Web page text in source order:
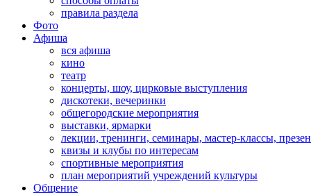
правила раздела
Фото
Афиша
вся афиша
кино
театр
концерты, шоу, цирковые выступления
дискотеки, вечеринки
общегородские мероприятия
выставки, ярмарки
лекции, тренинги, семинары, мастер-классы,
квизы и клубы по интересам
спортивные мероприятия
план мероприятий учреждений культуры
Общение